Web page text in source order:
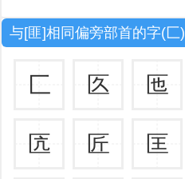
与[匪]相同偏旁部首的字(匚)
匚 匛 匜
匟 匠 匡